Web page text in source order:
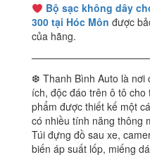
Bộ sạc không dây
300 tại Hóc Môn được
của hãng.
————————————
❆ Thanh Bình Auto là nơi
ích, độc đáo trên ô tô
phẩm được thiết kế một
có nhiều tính năng thông
Túi đựng đồ sau xe,
biến áp suất lốp, miếng